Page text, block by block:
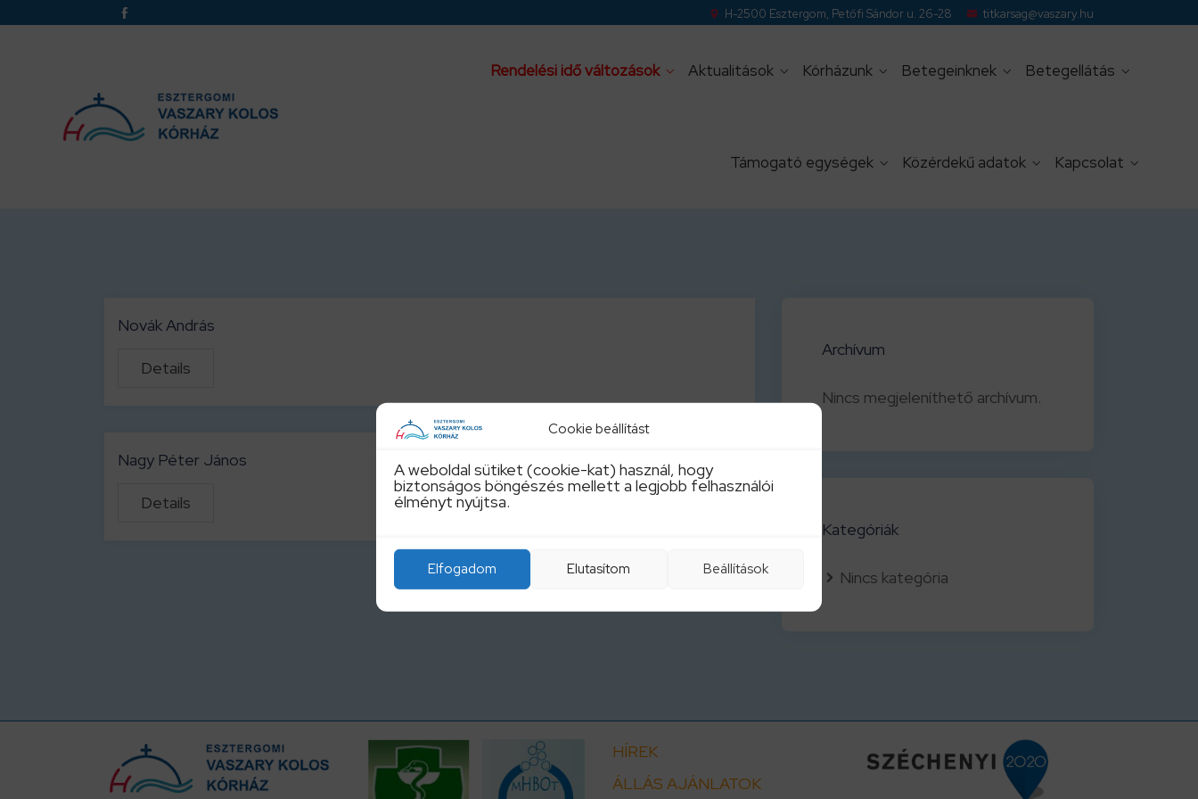
Cookie beállítást
A weboldal sütiket (cookie-kat) használ, hogy
biztonságos böngészés mellett a legjobb felhasználói
élményt nyújtsa.
Elfogadom Elutasítom Beállítások
H-2500 Esztergom, Petőfi Sándor u. 26-28 titkarsag@vaszary.hu
Rendelési idő változások Aktualitások Kórházunk Betegeinknek Betegellátás
Támogató egységek Közérdekű adatok Kapcsolat
Novák András
Details
Nagy Péter János
Details
Archívum
Nincs megjeleníthető archívum.
Kategóriák
Nincs kategória
HÍREK
ÁLLÁS AJÁNLATOK